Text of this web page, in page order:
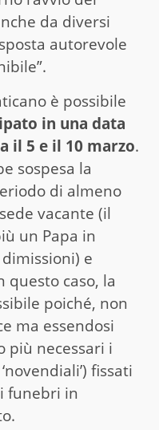
da diversi
autorevole
è possibile
in una data
il 5 e il 10 marzo.
sospesa la
di almeno
vacante (il
un Papa in
e
questo caso, la
poiché, non
ma essendosi
più necessari i
fissati
funebri in